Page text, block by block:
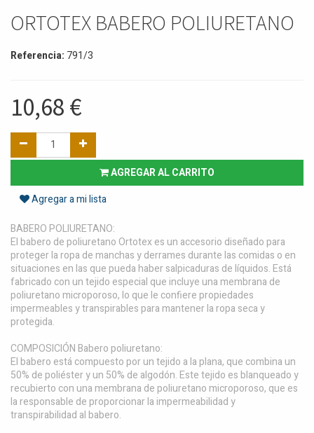
ORTOTEX BABERO POLIURETANO
Referencia: 791/3
10,68 €
AGREGAR AL CARRITO
Agregar a mi lista
BABERO POLIURETANO:
El babero de poliuretano Ortotex es un accesorio diseñado para
proteger la ropa de manchas y derrames durante las comidas o en
situaciones en las que pueda haber salpicaduras de líquidos. Está
fabricado con un tejido especial que incluye una membrana de
poliuretano microporoso, lo que le confiere propiedades
impermeables y transpirables para mantener la ropa seca y
protegida.
COMPOSICIÓN Babero poliuretano:
El babero está compuesto por un tejido a la plana, que combina un
50% de poliéster y un 50% de algodón. Este tejido es blanqueado y
recubierto con una membrana de poliuretano microporoso, que es
la responsable de proporcionar la impermeabilidad y
transpirabilidad al babero.